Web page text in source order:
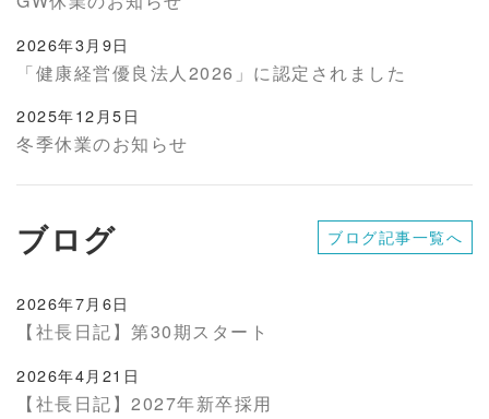
2026年3月9日
「健康経営優良法人2026」に認定されました
2025年12月5日
冬季休業のお知らせ
ブログ ブログ記事一覧へ
2026年7月6日
【社長日記】第30期スタート
2026年4月21日
【社長日記】2027年新卒採用